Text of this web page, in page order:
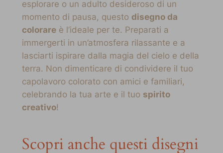
esplorare o un adulto desideroso di un
momento di pausa, questo disegno da
colorareè l’ideale per te. Preparati a
immergerti in un’atmosfera rilassante e a
lasciarti ispirare dalla magia del cielo e della
terra. Non dimenticare di condividere il tuo
capolavoro colorato con amici e familiari,
celebrando la tua arte e il tuo spirito
creativo!
Scopri anche questi disegni